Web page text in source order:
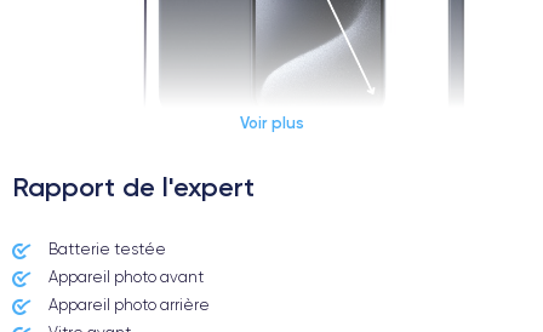
Date de sortie
22/09/2023
Voir plus
Rapport de l'expert
Batterie testée
Appareil photo avant
Appareil photo arrière ​